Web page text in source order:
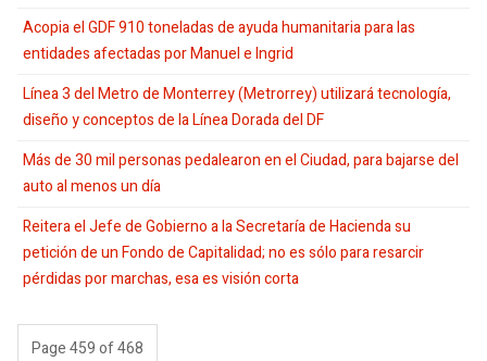
Acopia el GDF 910 toneladas de ayuda humanitaria para las
entidades afectadas por Manuel e Ingrid
Línea 3 del Metro de Monterrey (Metrorrey) utilizará tecnología,
diseño y conceptos de la Línea Dorada del DF
Más de 30 mil personas pedalearon en el Ciudad, para bajarse del
auto al menos un día
Reitera el Jefe de Gobierno a la Secretaría de Hacienda su
petición de un Fondo de Capitalidad; no es sólo para resarcir
pérdidas por marchas, esa es visión corta
Page 459 of 468